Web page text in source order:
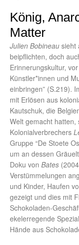
König,
Matter
Julien Bobineau sieht
beipflichten, doch
Erinnerungskultur,
Künstler*innen und
einbringen” (S.219).
mit Erlösen aus
Kautschuk, die
Welt gemacht
Kolonialverbrechers
Gruppe “De Stoete
um an dessen
Doku von Bates
Verstümmelungen
und Kinder, Haufen
gezeigt und dies mit
Schokoladen-
ekelerregende
Hände aus